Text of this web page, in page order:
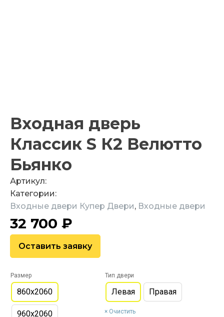
Входная дверь
Классик S К2 Велютто
Бьянко
Артикул:
Категории:
Входные двери Купер Двери, Входные двери
32 700 ₽
Оставить заявку
Размер
860х2060
960х2060
Тип двери
Левая Правая
Очистить